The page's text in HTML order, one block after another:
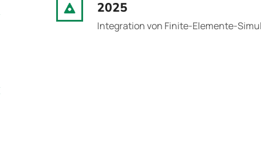
2025
Integration von Finite-Elemente-